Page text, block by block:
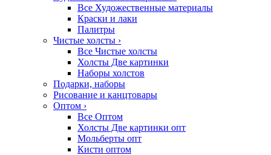
Все Художественные материалы
Краски и лаки
Палитры
Чистые холсты ›
Все Чистые холсты
Холсты Две картинки
Наборы холстов
Подарки, наборы
Рисование и канцтовары
Оптом ›
Все Оптом
Холсты Две картинки опт
Мольберты опт
Кисти оптом